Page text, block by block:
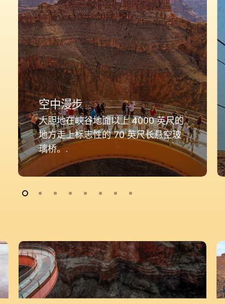
空中漫步
大胆地在峡谷地面以上 4000 英尺的
地方走上标志性的 70 英尺长悬空玻
璃桥。.